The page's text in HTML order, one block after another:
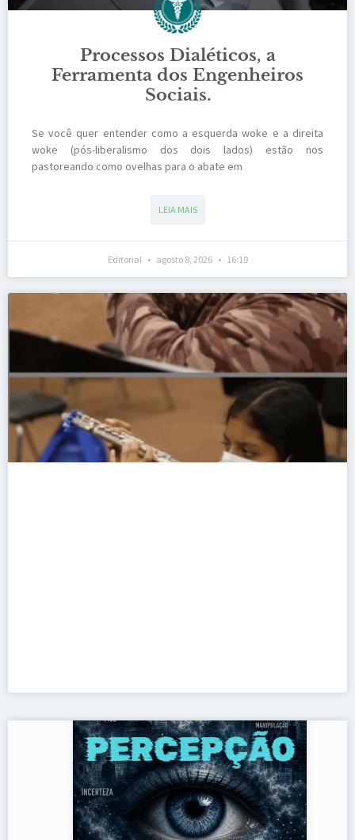
Processos Dialéticos, a
Ferramenta dos Engenheiros
Sociais.
Se você quer entender como a esquerda woke e a direita
woke (pós-liberalismo dos dois lados) estão nos
pastoreando como ovelhas para o abate em
LEIA MAIS
Editorial agosto 8, 2026 16:19